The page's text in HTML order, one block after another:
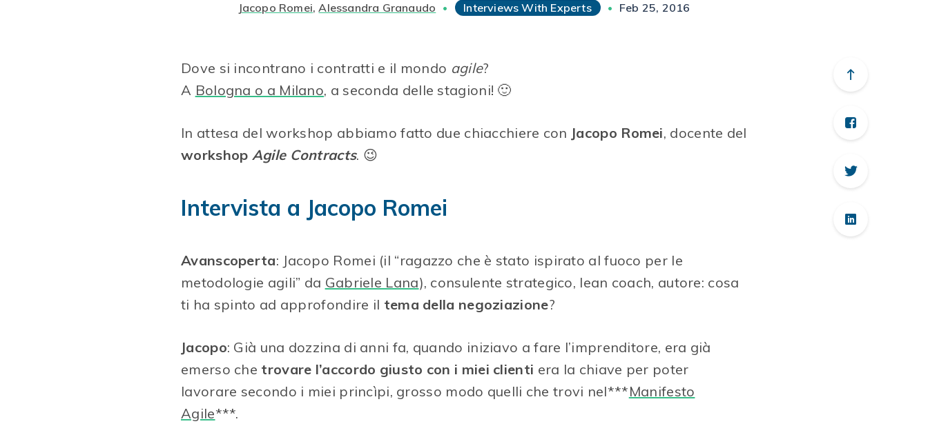
Jacopo Romei,Alessandra Granaudo • Interviews With Experts • Feb 25, 2016
Dove si incontrano i contratti e il mondo agile?
A Bologna o a Milano, a seconda delle stagioni! 🙂
In attesa del workshop abbiamo fatto due chiacchiere con Jacopo Romei, docente del
workshop Agile Contracts. 😉
Intervista a Jacopo Romei
Avanscoperta: Jacopo Romei (il “ragazzo che è stato ispirato al fuoco per le
metodologie agili” da Gabriele Lana), consulente strategico, lean coach, autore: cosa
ti ha spinto ad approfondire il tema della negoziazione?
Jacopo: Già una dozzina di anni fa, quando iniziavo a fare l’imprenditore, era già
emerso che trovare l’accordo giusto con i miei clienti era la chiave per poter
lavorare secondo i miei princìpi, grosso modo quelli che trovi nel***Manifesto
Agile***.